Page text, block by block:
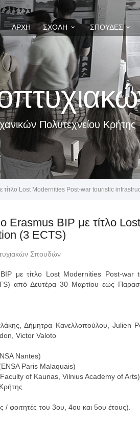
ΑΡΧΉ ΣΧΟΛΉ ΣΠΟΥΔΈΣ
Πολυτεχνείου Κρήτης
τίτλο Lost Modernities Post-war touristic
Erasmus BIP με τίτλο
(3 ECTS)
Σπουδών
BIP με τίτλο Lost Modernities Post-war
από Δευτέρα 30 Μαρτίου εώς
Δήμητρα Κανελλοπούλου, Julien
Victor Valoto
Nantes)
Paris Malaquais)
of Kaunas, Vilnius Academy of Arts)
/ φοιτητές του 3ου, 4ου και 5ου έτους).